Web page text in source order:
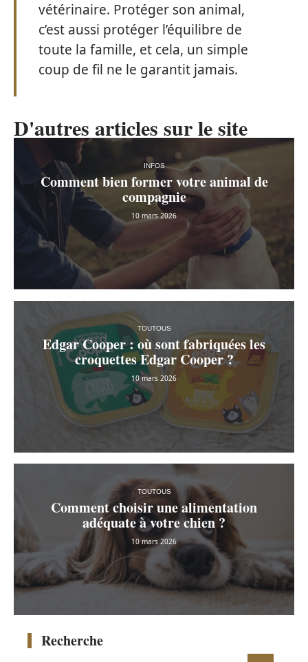
vétérinaire. Protéger son animal,
c’est aussi protéger l’équilibre de
toute la famille, et cela, un simple
coup de fil ne le garantit jamais.
D'autres articles sur le site
INFOS
Comment bien former votre animal de
compagnie
10 mars 2026
TOUTOUS
Edgar Cooper : où sont fabriquées les
croquettes Edgar Cooper ?
10 mars 2026
TOUTOUS
Comment choisir une alimentation
adéquate à votre chien ?
10 mars 2026
Recherche